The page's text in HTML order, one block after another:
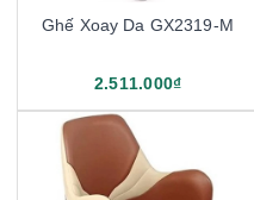
Ghế Xoay Da GX2319-M
2.511.000₫